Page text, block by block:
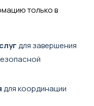
только в
для завершения
для координации